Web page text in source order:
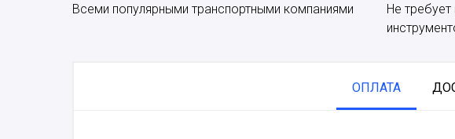
Всеми популярными транспортными компаниями
Не
ОПЛАТА